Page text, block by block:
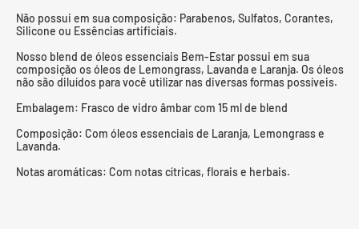
Não possui em sua composição: Parabenos, Sulfatos, Corantes,
Silicone ou Essências artificiais.
Nosso blend de óleos essenciais Bem-Estar possui em sua
composição os óleos de Lemongrass, Lavanda e Laranja. Os óleos
não são diluídos para você utilizar nas diversas formas possíveis.
Embalagem: Frasco de vidro âmbar com 15 ml de blend
Composição: Com óleos essenciais de Laranja, Lemongrass e
Lavanda.
Notas aromáticas: Com notas cítricas, florais e herbais.